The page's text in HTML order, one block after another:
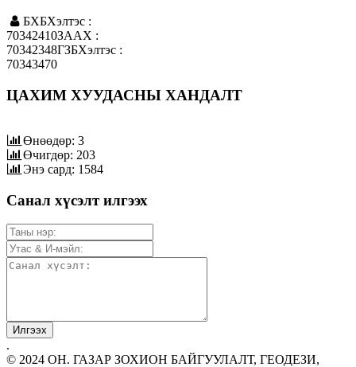
БХБХэлтэс :
70342410ЗААХ :
70342348ГЗБХэлтэс :
70343470
ЦАХИМ ХУУДАСНЫ ХАНДАЛТ
Өнөөдөр: 3
Өчигдөр: 203
Энэ сард: 1584
Санал хүсэлт илгээх
.
© 2024 ОН. ГАЗАР ЗОХИОН БАЙГУУЛАЛТ, ГЕОДЕЗИ,